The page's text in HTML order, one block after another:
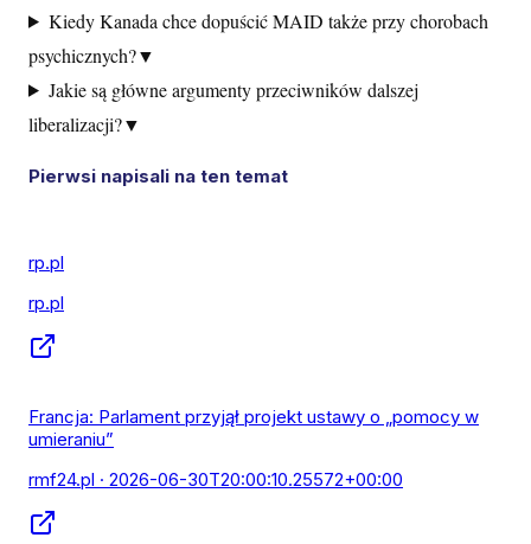
Kiedy Kanada chce dopuścić MAID także przy chorobach
psychicznych?▼
Jakie są główne argumenty przeciwników dalszej
liberalizacji?▼
Pierwsi napisali na ten temat
rp.pl
rp.pl
Francja: Parlament przyjął projekt ustawy o „pomocy w
umieraniu”
rmf24.pl · 2026-06-30T20:00:10.25572+00:00